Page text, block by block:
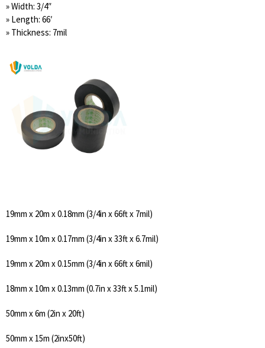
» Width: 3/4″
» Length: 66′
» Thickness: 7mil
19mm x 20m x 0.18mm (3/4in x 66ft x 7mil)
19mm x 10m x 0.17mm (3/4in x 33ft x 6.7mil)
19mm x 20m x 0.15mm (3/4in x 66ft x 6mil)
18mm x 10m x 0.13mm (0.7in x 33ft x 5.1mil)
50mm x 6m (2in x 20ft)
50mm x 15m (2inx50ft)